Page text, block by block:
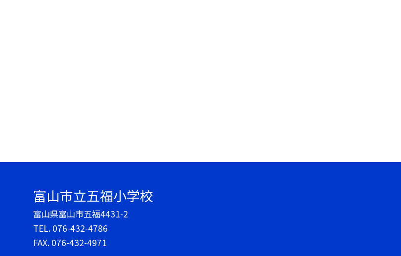
富山市立五福小学校
富山県富山市五福4431-2
TEL. 076-432-4786
FAX. 076-432-4971